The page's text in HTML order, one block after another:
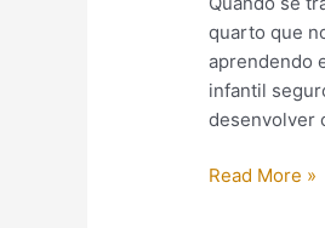
quarto que
aprendendo
infantil
desenvolver
Read More »